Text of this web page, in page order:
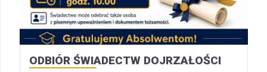
ODBIÓR ŚWIADECTW DOJRZAŁOŚCI